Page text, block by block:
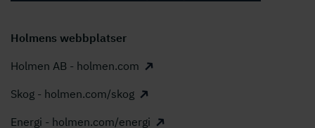
Holmens webbplatser
Holmen AB - holmen.com
Skog - holmen.com/skog
Energi - holmen.com/energi